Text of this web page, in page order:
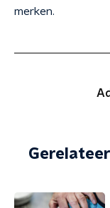
merken.